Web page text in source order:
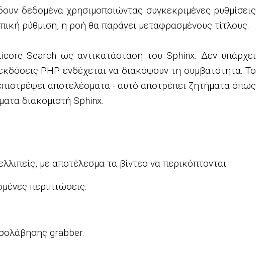
δεδομένα χρησιμοποιώντας συγκεκριμένες ρυθμίσεις
ρύθμιση, η ροή θα παράγει μεταφρασμένους τίτλους.
Search ως αντικατάσταση του Sphinx. Δεν υπάρχει
PHP ενδέχεται να διακόψουν τη συμβατότητα. Το
αποτελέσματα - αυτό αποτρέπει ζητήματα όπως
διακομιστή Sphinx.
με αποτέλεσμα τα βίντεο να περικόπτονται.
περιπτώσεις.
grabber.